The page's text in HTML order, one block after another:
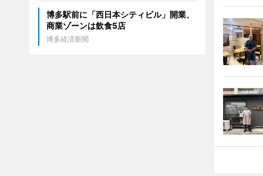
博多駅前に「西日本シティビル」開業、
商業ゾーンは飲食5店
博多経済新聞